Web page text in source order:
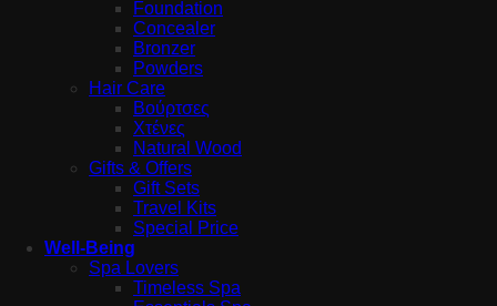
Foundation
Concealer
Bronzer
Powders
Hair Care
Βούρτσες
Χτένες
Natural Wood
Gifts & Offers
Gift Sets
Travel Kits
Special Price
Well-Being
Spa Lovers
Timeless Spa